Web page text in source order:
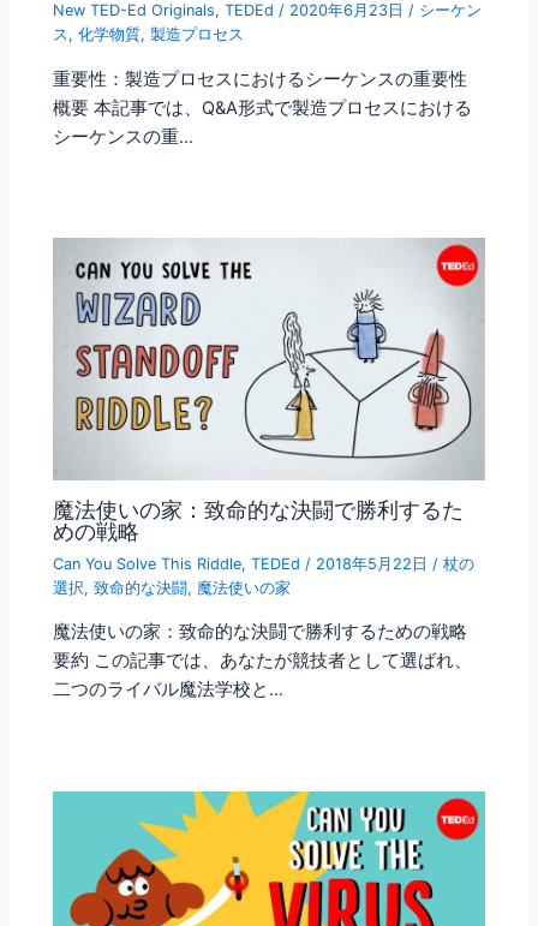
New TED-Ed Originals,TEDEd / 2020年6月23日/ シーケン
ス,化学物質,製造プロセス
重要性：製造プロセスにおけるシーケンスの重要性
概要 本記事では、Q&A形式で製造プロセスにおける
シーケンスの重…
魔法使いの家：致命的な決闘で勝利するた
めの戦略
Can You Solve This Riddle,TEDEd / 2018年5月22日 /杖の
選択,致命的な決闘, 魔法使いの家
魔法使いの家：致命的な決闘で勝利するための戦略
要約 この記事では、あなたが競技者として選ばれ、
二つのライバル魔法学校と…